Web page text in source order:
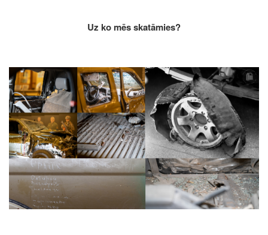
Uz ko mēs skatāmies?
Image